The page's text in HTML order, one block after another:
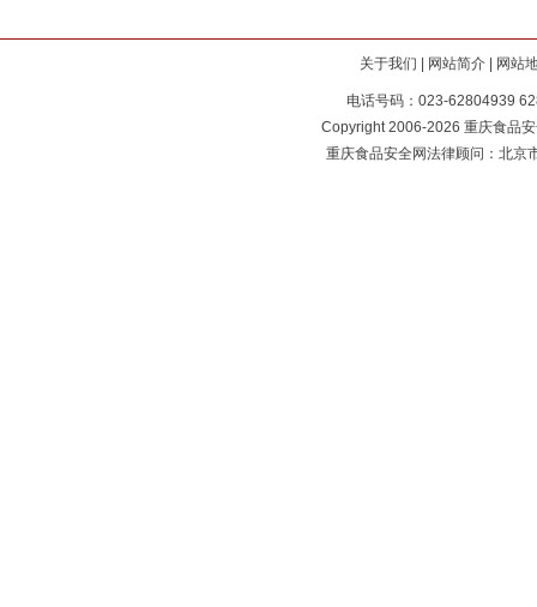
关于我们 网站简介 网站
电话号码：023-62804939
Copyright 2006-2026 重庆食品
重庆食品安全网法律顾问：北京